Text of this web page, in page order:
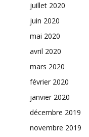
juillet 2020
juin 2020
mai 2020
avril 2020
mars 2020
février 2020
janvier 2020
décembre 2019
novembre 2019